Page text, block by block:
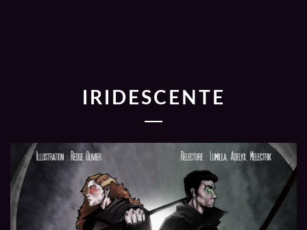
IRIDESCENTE